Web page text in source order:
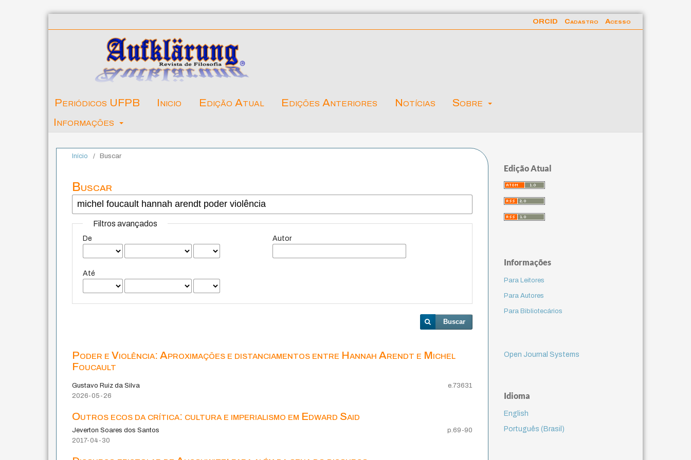
Periódicos UFPB Inicio Edição Atual Edições Anteriores Notícias
Sobre
Informações
ORCID Cadastro Acesso
Início / Buscar
Buscar
Filtros avançados
De
Até
Autor
Buscar
Poder e Violência: Aproximações e distanciamentos entre Hannah Arendt e Michel
Foucault
Gustavo Ruiz da Silva
e.73631
2026-05-26
Outros ecos da crítica: cultura e imperialismo em Edward Said
Jeverton Soares dos Santos
p.69-90
2017-04-30
Edição Atual
Informações
Para Leitores
Para Autores
Para Bibliotecários
Open Journal Systems
Idioma
English
Português (Brasil)